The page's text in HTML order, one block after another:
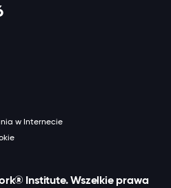
w Internecie
Institute. Wszelkie prawa